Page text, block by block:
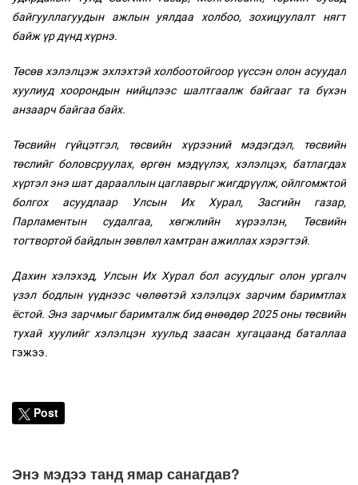
байгууллагуудын ажлын уялдаа холбоо, зохицуулалт нягт
байж үр дүнд хүрнэ.
Төсөв хэлэлцэж эхлэхтэй холбоотойгоор үүссэн олон асуудал
хуулиуд хоорондын нийцлээс шалтгаалж байгааг та бүхэн
анзаарч байгаа байх.
Төсвийн гүйцэтгэл, төсвийн хүрээний мэдэгдэл, төсвийн
төслийг боловсруулах, өргөн мэдүүлэх, хэлэлцэх, батлагдах
хүртэл энэ шат дарааллын цаглаврыг жигдрүүлж, ойлгомжтой
болгох асуудлаар Улсын Их Хурал, Засгийн газар,
Парламентын судалгаа, хөгжлийн хүрээлэн, Төсвийн
тогтвортой байдлын зөвлөл хамтран ажиллах хэрэгтэй.
Дахин хэлэхэд, Улсын Их Хурал бол асуудлыг олон ургалч
үзэл бодлын үүднээс чөлөөтэй хэлэлцэх зарчим баримтлах
ёстой. Энэ зарчмыг баримталж бид өнөөдөр 2025 оны төсвийн
тухай хуулийг хэлэлцэн хуульд заасан хугацаанд баталлаа
гэжээ.
Post
Энэ мэдээ танд ямар санагдав?